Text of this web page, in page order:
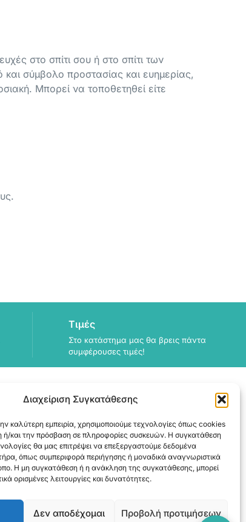
Διαχείριση Συγκατάθεσης
καλύτερη εμπειρία, χρησιμοποιούμε τεχνολογίες όπως cookies
ή/και την πρόσβαση σε πληροφορίες συσκευών. Η συγκατάθεση
θα μας επιτρέψει να επεξεργαστούμε δεδομένα
όπως συμπεριφορά περιήγησης ή μοναδικά αναγνωριστικά
Η μη συγκατάθεση ή η ανάκληση της συγκατάθεσης, μπορεί
ορισμένες λειτουργίες και δυνατότητες.
Δεν αποδέχομαι Προβολή προτιμήσεων
στο σπίτι σου ή στο σπίτι των
σύμβολο προστασίας και ευημερίας,
Μπορεί να τοποθετηθεί είτε
Τιμές
Στο κατάστημα μας θα βρεις πάντα
συμφέρουσες τιμές!
ΠΛΗΡΟΦΟΡΙΕΣ
ΑΠΟΣΤΟΛΗ
ΕΞΟΦΛΗΣΗ